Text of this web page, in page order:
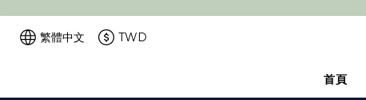
繁體中文 TWD
首頁